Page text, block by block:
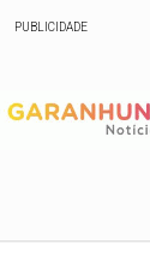
PUBLICIDADE